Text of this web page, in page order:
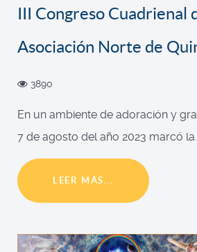
III Congreso Cuadrienal
Asociación Norte de
3890
En un ambiente de adoración y
7 de agosto del año 2023 marcó la...
LEER MÁS...